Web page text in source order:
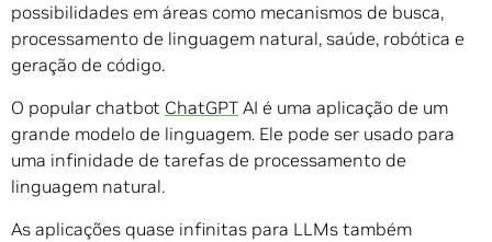
possibilidades em áreas como mecanismos de busca,
processamento de linguagem natural, saúde, robótica e
geração de código.
O popular chatbot ChatGPT AI é uma aplicação de um
grande modelo de linguagem. Ele pode ser usado para
uma infinidade de tarefas de processamento de
linguagem natural.
As aplicações quase infinitas para LLMs também